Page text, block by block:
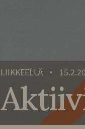
LIIKKEELLÄ •